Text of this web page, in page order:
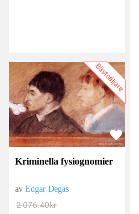
Bästsäljare
Kriminella fysiognomier
avEdgar Degas
2 076.40kr